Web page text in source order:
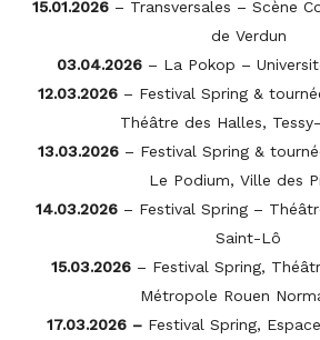
15.01.2026– Transversales – Scène
de Verdun
03.04.2026 – La Pokop –
12.03.2026 – Festival Spring &
Théâtre des Halles,
13.03.2026– Festival Spring &
Le Podium, Ville des
14.03.2026 – Festival Spring –
Saint-Lô
15.03.2026 – Festival Spring,
Métropole Rouen
17.03.2026 –Festival Spring,